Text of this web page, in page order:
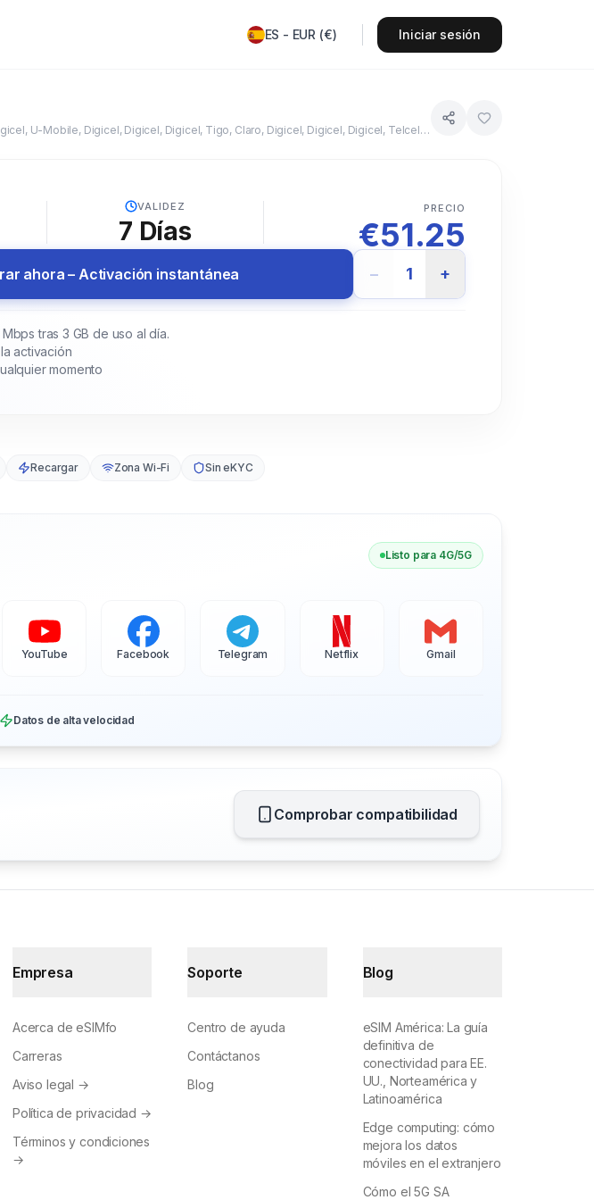
ES - EUR (€) Iniciar sesión
Digicel, Digicel, Aliv, Digicel, Digicel, Digicel, Digicel, Digicel, Digicel, Digicel, Digicel, Digicel, U-Mobile, Digicel, Digicel, Digicel, Tigo, Claro, Digicel, Digicel, Digicel, Telcell N.V., Digicel, Telcell N.V., Digicel, Digicel
VALIDEZ
7 Días
PRECIO
€51.25
ahora – Activación instantánea − 1 +
tras 3 GB de uso al día.
activación
momento
Recargar Zona Wi-Fi Sin eKYC
Listo para 4G/5G
YouTube Facebook Telegram Netflix Gmail
Datos de alta velocidad
Comprobar compatibilidad
Empresa
Acerca de eSIMfo
Carreras
Aviso legal →
Política de privacidad →
Términos y condiciones
→
Soporte
Centro de ayuda
Contáctanos
Blog
Blog
eSIM América: La guía
definitiva de
conectividad para EE.
UU., Norteamérica y
Latinoamérica
Edge computing: cómo
mejora los datos
móviles en el extranjero
Cómo el 5G SA